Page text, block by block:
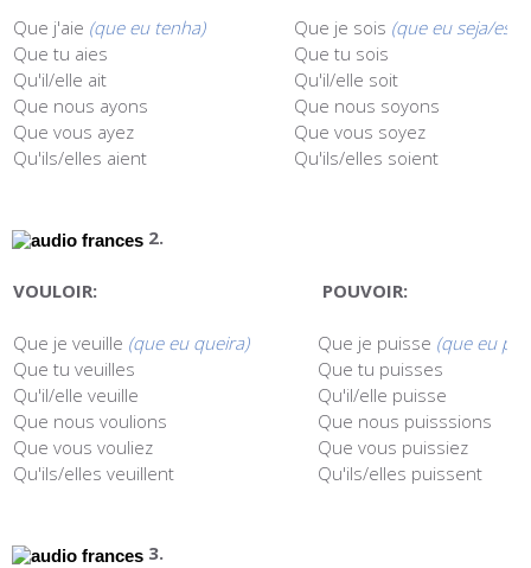
Que j'aie (que eu tenha)
Que tu aies
Qu'il/elle ait
Que nous ayons
Que vous ayez
Qu'ils/elles aient
Que je sois (que eu seja/
Que tu sois
Qu'il/elle soit
Que nous soyons
Que vous soyez
Qu'ils/elles soient
2.
VOULOIR:
Que je veuille (que eu queira)
Que tu veuilles
Qu'il/elle veuille
Que nous voulions
Que vous vouliez
Qu'ils/elles veuillent
POUVOIR:
Que je puisse (que eu
Que tu puisses
Qu'il/elle puisse
Que nous puisssions
Que vous puissiez
Qu'ils/elles puissent
3.